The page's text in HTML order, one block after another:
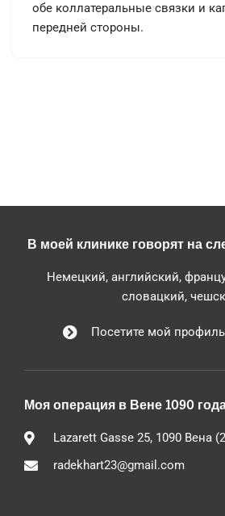
обе коллатеральные связки и
передней стороны.
В моей клинике говорят на
Немецкий, английский,
словацкий,
Посетите мой
Моя операция в Вене 1090
Lazarett Gasse 25, 1090 Вена
radekhart23@gmail.com